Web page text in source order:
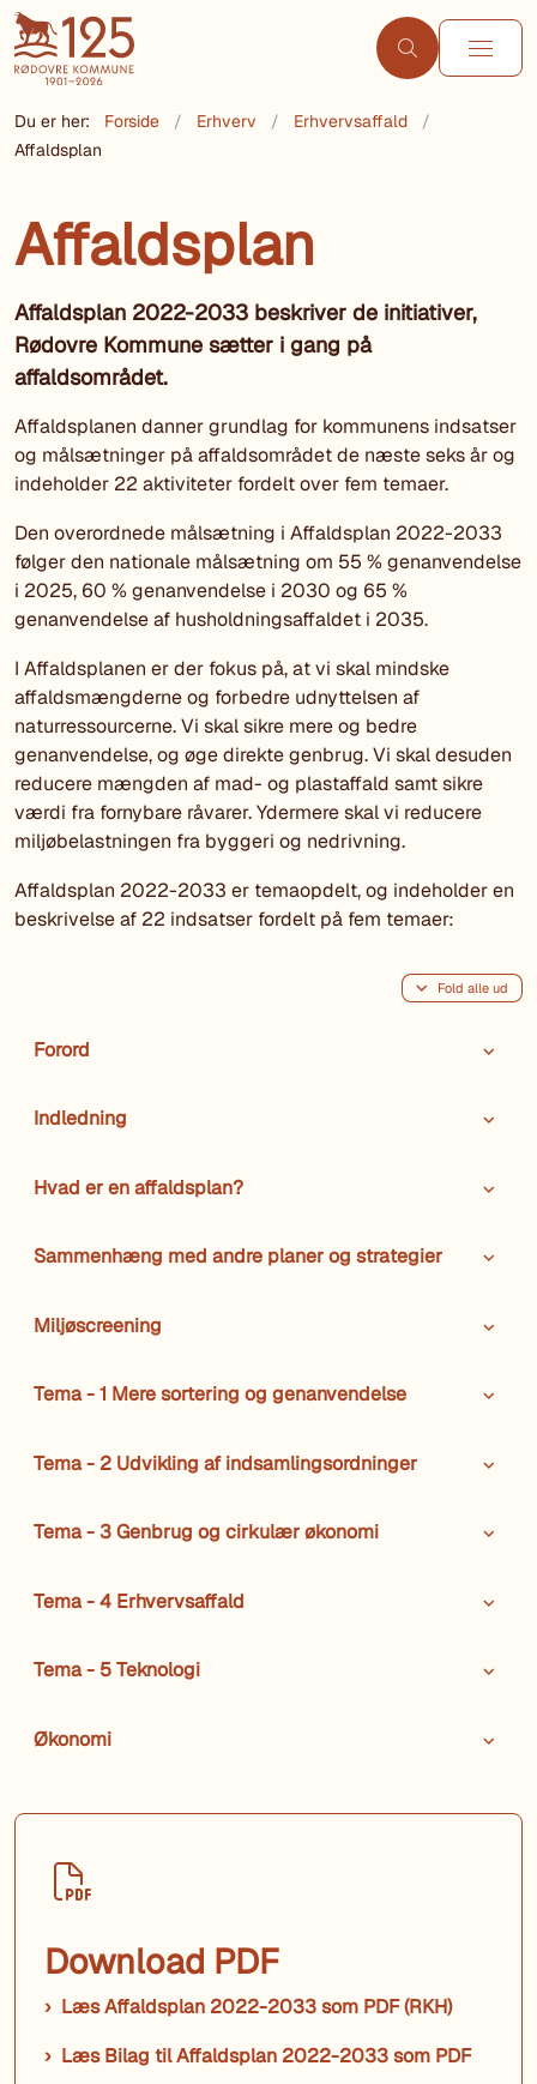
Du er her: Forside Erhverv
Erhvervsaffald
Affaldsplan
Affaldsplan
Affaldsplan 2022-2033 beskriver de initiativer,
Rødovre Kommune sætter i gang på
affaldsområdet.
Affaldsplanen danner grundlag for kommunens indsatser
og målsætninger på affaldsområdet de næste seks år og
indeholder 22 aktiviteter fordelt over fem temaer.
Den overordnede målsætning i Affaldsplan 2022-2033
følger den nationale målsætning om 55 % genanvendelse
i 2025, 60 % genanvendelse i 2030 og 65 %
genanvendelse af husholdningsaffaldet i 2035.
I Affaldsplanen er der fokus på, at vi skal mindske
affaldsmængderne og forbedre udnyttelsen af
naturressourcerne. Vi skal sikre mere og bedre
genanvendelse, og øge direkte genbrug. Vi skal desuden
reducere mængden af mad- og plastaffald samt sikre
værdi fra fornybare råvarer. Ydermere skal vi reducere
miljøbelastningen fra byggeri og nedrivning.
Affaldsplan 2022-2033 er temaopdelt, og indeholder en
beskrivelse af 22 indsatser fordelt på fem temaer:
Fold alle ud
Forord
Indledning
Hvad er en affaldsplan?
Sammenhæng med andre planer og strategier
Miljøscreening
Tema - 1 Mere sortering og genanvendelse
Tema - 2 Udvikling af indsamlingsordninger
Tema - 3 Genbrug og cirkulær økonomi
Tema - 4 Erhvervsaffald
Tema - 5 Teknologi
Økonomi
Download PDF
Læs Affaldsplan 2022-2033 som PDF (RKH)
Læs Bilag til Affaldsplan 2022-2033 som PDF